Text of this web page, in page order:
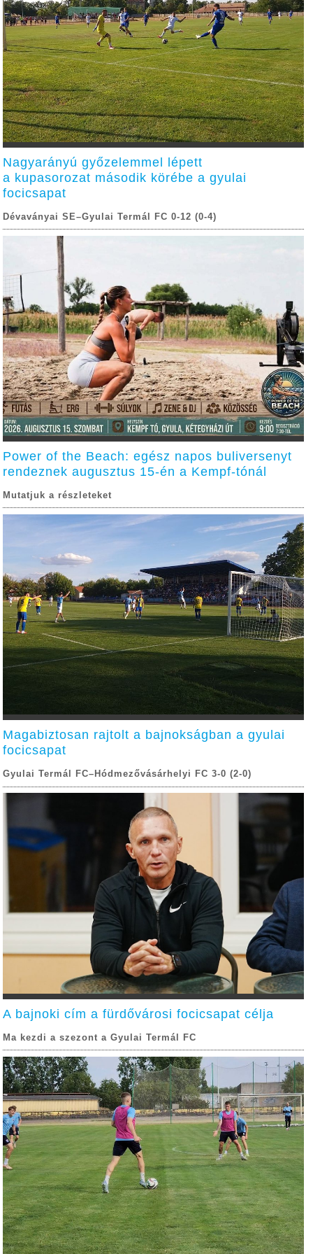
Nagyarányú győzelemmel lépett
a kupasorozat második körébe a gyulai
focicsapat
Dévaványai SE–Gyulai Termál FC 0-12 (0-4)
Power of the Beach: egész napos buliversenyt
rendeznek augusztus 15-én a Kempf-tónál
Mutatjuk a részleteket
Magabiztosan rajtolt a bajnokságban a gyulai
focicsapat
Gyulai Termál FC–Hódmezővásárhelyi FC 3-0 (2-0)
A bajnoki cím a fürdővárosi focicsapat célja
Ma kezdi a szezont a Gyulai Termál FC